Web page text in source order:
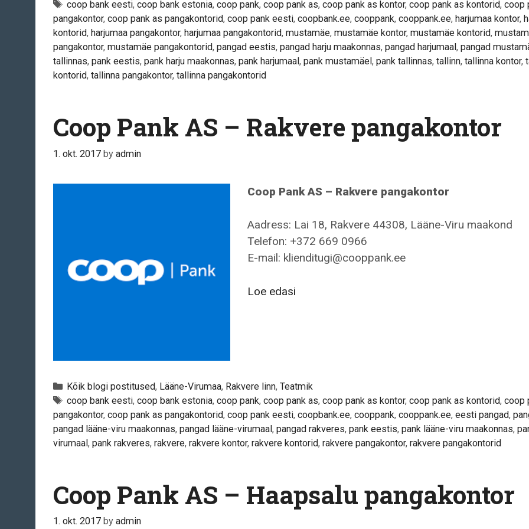
Tags
coop bank eesti, coop bank estonia, coop pank, coop pank as, coop pank as kontor, coop pank as kontorid, coop
pangakontor, coop pank as pangakontorid, coop pank eesti, coopbank.ee, cooppank, cooppank.ee, harjumaa kontor,
kontorid, harjumaa pangakontor, harjumaa pangakontorid, mustamäe, mustamäe kontor, mustamäe kontorid,
pangakontor, mustamäe pangakontorid, pangad eestis, pangad harju maakonnas, pangad harjumaal , pangad
tallinnas, pank eestis, pank harju maakonnas, pank harjumaal , pank mustamäel , pank tallinnas, tallinn, tallinna kontor,
kontorid, tallinna pangakontor, tallinna pangakontorid
Coop Pank AS – Rakvere pangakontor
1. okt. 2017 by admin
Coop Pank AS – Rakvere pangakontor
Aadress: Lai 18, Rakvere 44308, Lääne-Viru maakond
Telefon: +372 669 0966
E-mail: klienditugi@cooppank.ee
Loe edasiCoop
Categories
Kõik blogi postitused, Lääne-Virumaa, Rakvere linn, Teatmik
Tags
coop bank eesti, coop bank estonia, coop pank, coop pank as, coop pank as kontor, coop pank as kontorid, coop
pangakontor, coop pank as pangakontorid, coop pank eesti, coopbank.ee, cooppank, cooppank.ee, eesti pangad,
pangad lääne-viru maakonnas, pangad lääne-virumaal, pangad rakveres, pank eestis, pank lääne-viru maakonnas,
virumaal, pank rakveres, rakvere, rakvere kontor, rakvere kontorid, rakvere pangakontor, rakvere pangakontorid
Coop Pank AS – Haapsalu pangakontor
1. okt. 2017 by admin